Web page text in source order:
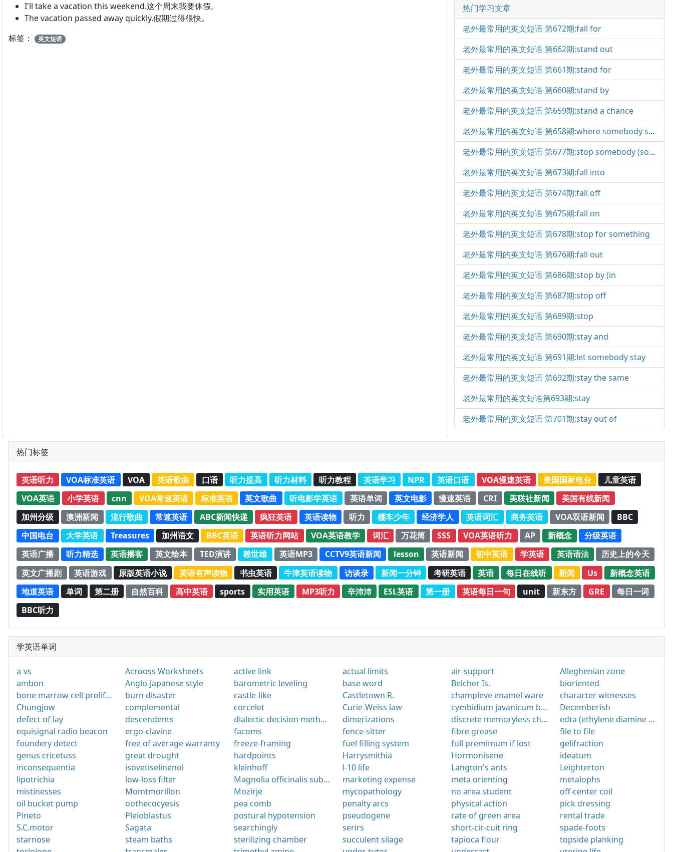
I'll take a vacation this weekend.这个周末我要休假。
The vacation passed away quickly.假期过得很快。
标签：
英文短语
热门学习文章
老外最常用的英文短语 第672期:fall for
老外最常用的英文短语 第662期:stand out
老外最常用的英文短语 第661期:stand for
老外最常用的英文短语 第660期:stand by
老外最常用的英文短语 第659期:stand a chance
老外最常用的英文短语 第658期:where somebody stands (on)
老外最常用的英文短语 第677期:stop somebody (something)
老外最常用的英文短语 第673期:fall into
老外最常用的英文短语 第674期:fall off
老外最常用的英文短语 第675期:fall on
老外最常用的英文短语 第678期:stop for something
老外最常用的英文短语 第676期:fall out
老外最常用的英文短语 第686期:stop by (in
老外最常用的英文短语 第687期:stop off
老外最常用的英文短语 第689期:stop
老外最常用的英文短语 第690期:stay and
老外最常用的英文短语 第691期:let somebody stay
老外最常用的英文短语 第692期:stay the same
老外最常用的英文短语第693期:stay
老外最常用的英文短语 第701期:stay out of
热门标签
英语听力 VOA标准英语 VOA 英语歌曲 口语 听力提高 听力材料 听力教程 英语学习 NPR 英语口语 VOA慢速英语 美国国家电台
儿童英语
VOA英语
小学英语 cnn VOA常速英语 标准英语 英文歌曲 听电影学英语 英语单词 英文电影 慢速英语 CRI 美联社新闻
美国有线新闻
加州分级
澳洲新闻 流行歌曲 常速英语 ABC新闻快递 疯狂英语 英语读物 听力 棚车少年 经济学人 英语词汇 商务英语 VOA双语新闻
BBC
中国电台
大学英语 Treasures 加州语文 BBC英语 英语听力网站 VOA英语教学 词汇 万花筒 SSS VOA英语听力 AP 新概念
分级英语
英语广播
听力精选 英语播客 英文绘本 TED演讲 赖世雄 英语MP3 CCTV9英语新闻 lesson 英语新闻 初中英语 学英语 英语语法
历史上的今天
英文广播剧
英语游戏 原版英语小说 英语有声读物 书虫英语 牛津英语读物 访谈录 新闻一分钟 考研英语 英语 每日在线听 新闻 Us
新概念英语
地道英语
单词 第二册 自然百科 高中英语 sports 实用英语 MP3听力 辛沛沛 ESL英语 第一册 英语每日一句 unit 新东方 GRE
每日一词
BBC听力
学英语单词
a-vs Acrooss Worksheets active link actual limits air-support
Alleghenian zone
ambon
Anglo-Japanese style barometric leveling base word Belcher Is.
bioriented
bone marrow cell proliferation
burn disaster castle-like Castletown R. champleve enamel ware
character witnesses
Chungjow
complemental corcelet Curie-Weiss law cymbidium javanicum bl. var aspidistrifolium f. maek.
Decemberish
defect of lay
descendents dialectic decision method(DDM) dimerizations discrete memoryless channel
edta (ethylene diamine tetra acetic acid)
equisignal radio beacon
ergo-clavine facoms fence-sitter fibre grease
file to file
foundery detect
free of average warranty freeze-framing fuel filling system full premimum if lost
gelifraction
genus cricetuss
great drought hardpoints Harrysmithia Hormonisene
ideatum
inconsequentia
isovetiselinenol kleinhoff l-10 life Langton's ants
Leighterton
lipotrichia
low-loss filter Magnolia officinalis subsp. biloba marketing expense meta orienting
metalophs
mistinesses
Momtmorillon Mozirje mycopathology no area student
off-center coil
oil bucket pump
oothecocyesis pea comb penalty arcs physical action
pick dressing
Pineto
Pleioblastus postural hypotension pseudogene rate of green area
rental trade
S.C.motor
Sagata searchingly serirs short-cir-cuit ring
spade-foots
starnose
steam baths sterilizing chamber succulent silage tapioca flour
topside planking